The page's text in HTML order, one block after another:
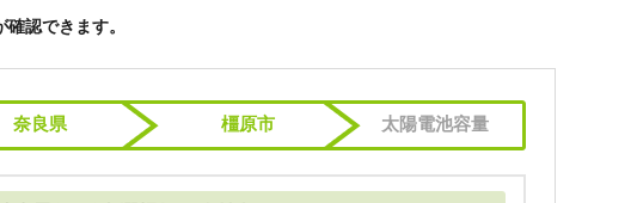
認できます。
奈良県 橿原市 太陽電池容量